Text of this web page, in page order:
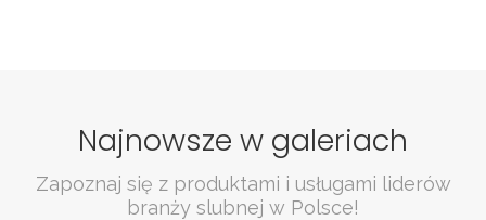
Najnowsze w galeriach
Zapoznaj się z produktami i usługami liderów
branży slubnej w Polsce!